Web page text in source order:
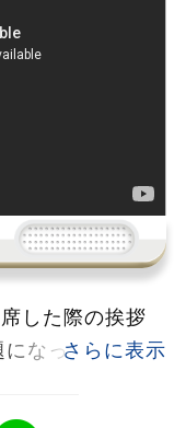
した際の挨拶
になっていま
か？」という
や態度が国民